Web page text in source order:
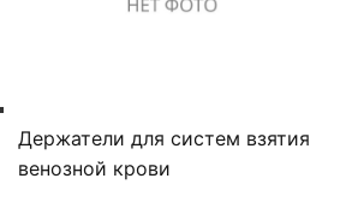
Держатели для систем взятия
венозной крови